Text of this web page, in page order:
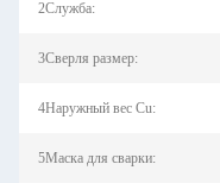
2Служба:
3Сверля размер:
4Наружный вес Cu:
5Маска для сварки: